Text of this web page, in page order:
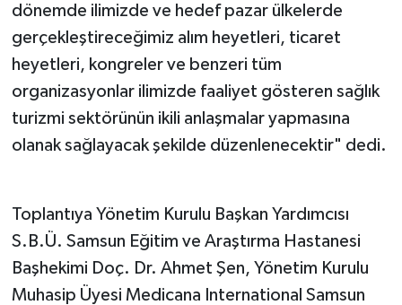
dönemde ilimizde ve hedef pazar ülkelerde
gerçekleştireceğimiz alım heyetleri, ticaret
heyetleri, kongreler ve benzeri tüm
organizasyonlar ilimizde faaliyet gösteren sağlık
turizmi sektörünün ikili anlaşmalar yapmasına
olanak sağlayacak şekilde düzenlenecektir" dedi.
Toplantıya Yönetim Kurulu Başkan Yardımcısı
S.B.Ü. Samsun Eğitim ve Araştırma Hastanesi
Başhekimi Doç. Dr. Ahmet Şen, Yönetim Kurulu
Muhasip Üyesi Medicana International Samsun